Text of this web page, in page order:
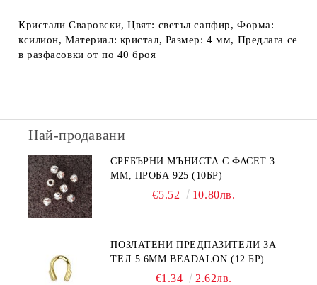
Кристали Сваровски, Цвят: светъл сапфир, Форма:
ксилион, Материал: кристал, Размер: 4 мм, Предлага се
в разфасовки от по 40 броя
Най-продавани
СРЕБЪРНИ МЪНИСТА С ФАСЕТ 3
ММ, ПРОБА 925 (10БР)
€5.52 10.80лв.
ПОЗЛАТЕНИ ПРЕДПАЗИТЕЛИ ЗА
ТЕЛ 5.6ММ BEADALON (12 БР)
€1.34 2.62лв.